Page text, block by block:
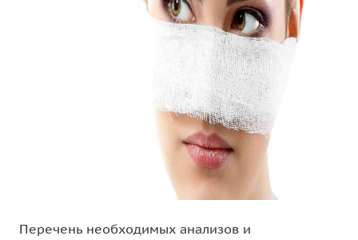
Перечень необходимых анализов и